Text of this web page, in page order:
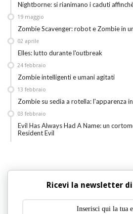
Nightborne: si rianimano i caduti
Zombie Scavenger: robot e Zombie in
19 maggio
Elles: lutto durante l'outbreak
02 aprile
Zombie intelligenti e umani agitati
24 febbraio
Zombie su sedia a rotella: l'apparenza
13 febbraio
Evil Has Always Had A Name: un
Resident Evil
03 febbraio
Ricevi la newsletter di